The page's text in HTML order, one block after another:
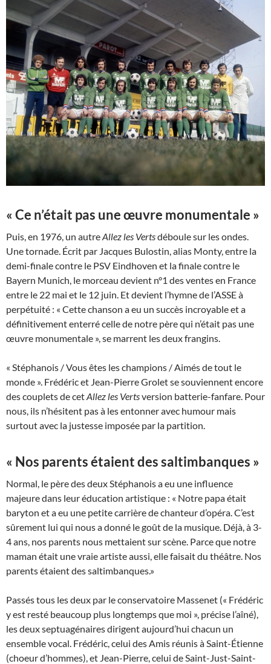
« Ce n’était pas une œuvre monumentale »
Puis, en 1976, un autreAllez les Vertsdéboule sur les ondes.
Une tornade. Écrit par Jacques Bulostin, alias Monty, entre la
demi-finale contre le PSV Eindhoven et la finale contre le
Bayern Munich, le morceau devient n°1 des ventes en France
entre le 22 mai et le 12 juin. Et devient l’hymne de l’ASSE à
perpétuité : « Cette chanson a eu un succès incroyable et a
définitivement enterré celle de notre père qui n’était pas une
œuvre monumentale », se marrent les deux frangins.
« Stéphanois / Vous êtes les champions / Aimés de tout le
monde ». Frédéric et Jean-Pierre Grolet se souviennent encore
des couplets de cetAllez les Vertsversion batterie-fanfare. Pour
nous, ils n’hésitent pas à les entonner avec humour mais
surtout avec la justesse imposée par la partition.
« Nos parents étaient des saltimbanques »
Normal, le père des deux Stéphanois a eu une influence
majeure dans leur éducation artistique : « Notre papa était
baryton et a eu une petite carrière de chanteur d’opéra. C’est
sûrement lui qui nous a donné le goût de la musique. Déjà, à 3-
4 ans, nos parents nous mettaient sur scène. Parce que notre
maman était une vraie artiste aussi, elle faisait du théâtre. Nos
parents étaient des saltimbanques.»
Passés tous les deux par le conservatoire Massenet (« Frédéric
y est resté beaucoup plus longtemps que moi », précise l’aîné),
les deux septuagénaires dirigent aujourd’hui chacun un
ensemble vocal. Frédéric, celui des Amis réunis à Saint-Étienne
(choeur d’hommes), et Jean-Pierre, celui de Saint-Just-Saint-